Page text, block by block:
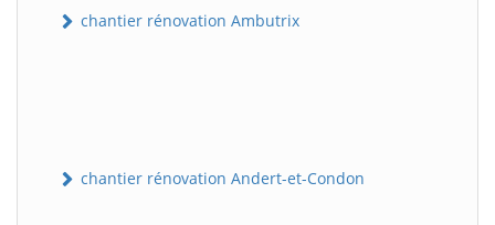
chantier rénovation Ambutrix
chantier rénovation Andert-et-Condon